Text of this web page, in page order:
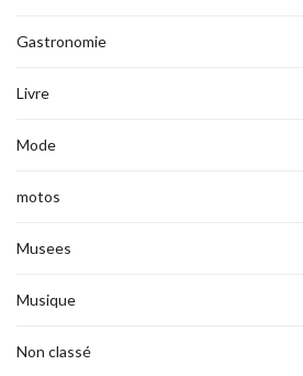
Gastronomie
Livre
Mode
motos
Musees
Musique
Non classé